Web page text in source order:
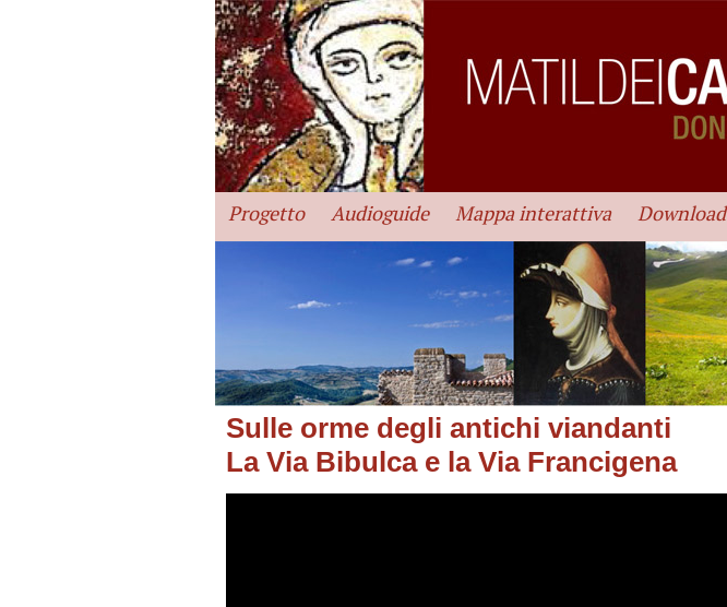
Progetto Audioguide Mappa interattiva Download
Sulle orme degli antichi viandanti
La Via Bibulca e la Via Francigena